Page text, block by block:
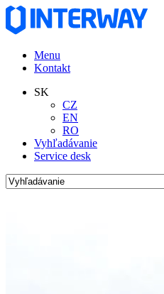
Menu
Kontakt
SK
CZ
EN
RO
Vyhľadávanie
Service desk